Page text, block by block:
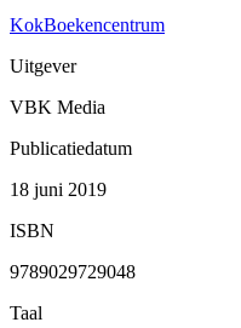
KokBoekencentrum
Uitgever
VBK Media
Publicatiedatum
18 juni 2019
ISBN
9789029729048
Taal